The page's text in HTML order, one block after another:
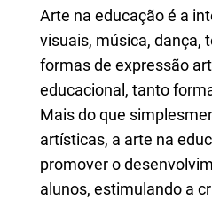
Arte na educação é a
visuais, música, dança,
formas de expressão
educacional, tanto
Mais do que
artísticas, a arte na
promover o
alunos, estimulando a